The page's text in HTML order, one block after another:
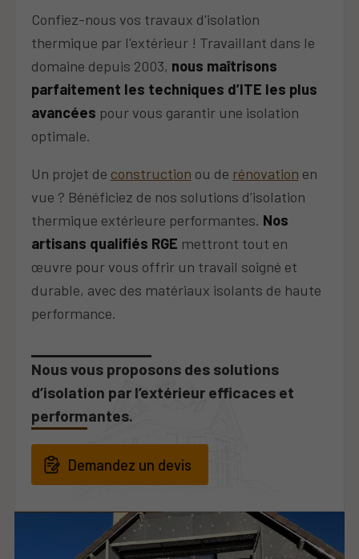
Confiez-nous vos travaux d'isolation
thermique par l'extérieur ! Travaillant dans le
domaine depuis 2003, nous maîtrisons
parfaitement les techniques d’ITE les plus
avancées pour vous garantir une isolation
optimale.
Un projet de construction ou de rénovation en
vue ? Bénéficiez de nos solutions d’isolation
thermique extérieure performantes. Nos
artisans qualifiés RGE mettront tout en
œuvre pour vous offrir un travail soigné et
durable, avec des matériaux isolants de haute
performance.
Nous vous proposons des solutions
d’isolation par l’extérieur efficaces et
performantes.
Demandez un devis